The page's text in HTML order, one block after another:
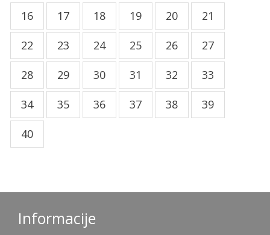
16 17 18 19 20 21
22 23 24 25 26 27
28 29 30 31 32 33
34 35 36 37 38 39
40
Informacije